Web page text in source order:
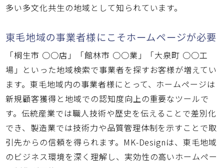
多い多文化共生の地域として知られています。
東毛地域の事業者様にこそホームページが必要
「桐生市 ○○店」「館林市 ○○業」「大泉町 ○○工
場」といった地域検索で事業者を探すお客様が増えてい
ます。東毛地域内の事業者様にとって、ホームページは
新規顧客獲得と地域での認知度向上の重要なツールで
す。伝統産業では職人技術や歴史を伝えることで差別化
でき、製造業では技術力や品質管理体制を示すことで取
引先からの信頼を得られます。MK-Designは、東毛地域
のビジネス環境を深く理解し、実効性の高いホームペー